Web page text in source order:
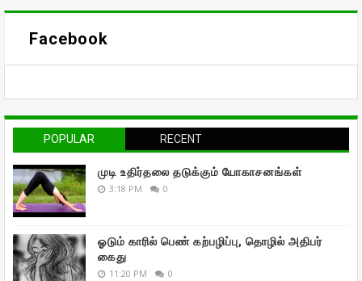
Facebook
POPULAR RECENT
முடி உதிர்தலை தடுக்கும் யோகாசனங்கள்
3:18 PM 0
ஓடும் காரில் பெண் கற்பழிப்பு, தொழில் அதிபர்
கைது
11:20 PM 0